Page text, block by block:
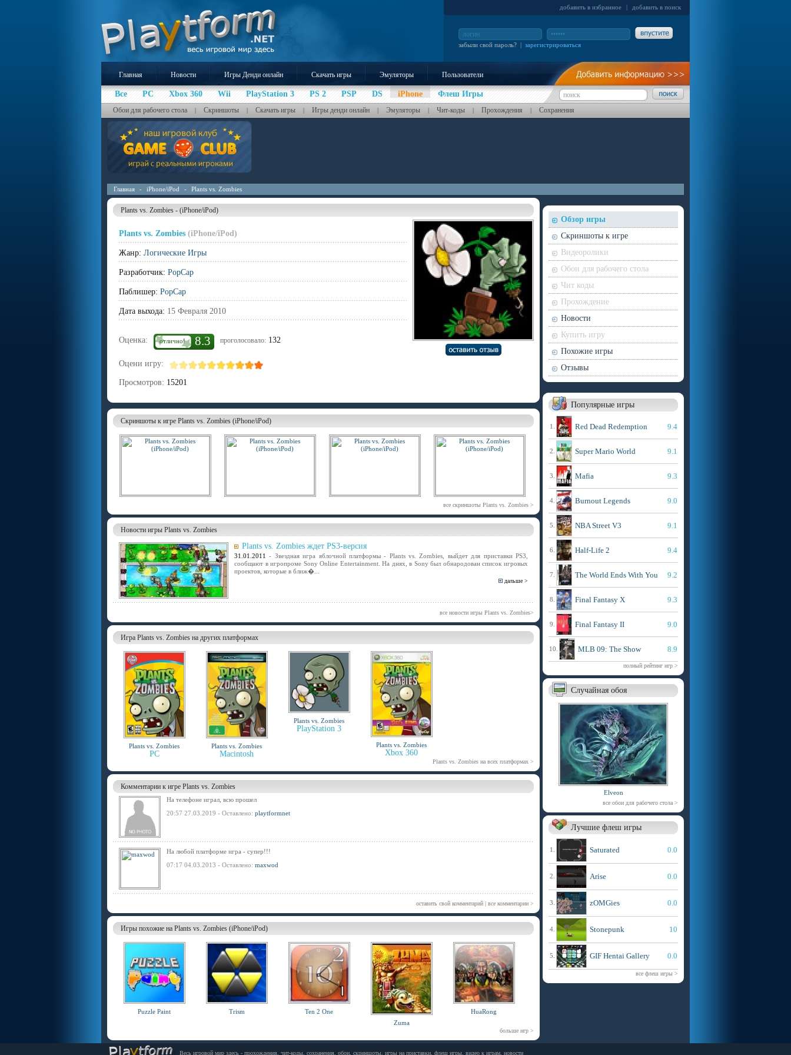
добавить в избранное | добавить в поиск
забыли свой пароль? | зарегистрироваться
Главная Новости Игры Денди онлайн Скачать игры Эмуляторы Пользователи
Все PC Xbox 360 Wii PlayStation 3 PS 2 PSP DS iPhone Флеш Игры
Обои для рабочего стола | Скриншоты | Скачать игры | Игры денди онлайн | Эмуляторы | Чит-коды | Прохождения | Сохранения
Главная - iPhone/iPod - Plants vs. Zombies
Plants vs. Zombies - (iPhone/iPod)
Plants vs. Zombies (iPhone/iPod)
Жанр: Логические Игры
Разработчик: PopCap
Паблишер: PopCap
Дата выхода: 15 Февраля 2010
Оценка: отлично! 8.3 проголосовало: 132
Оцени игру:
Просмотров: 15201
Скриншоты к игре Plants vs. Zombies (iPhone/iPod)
все скриншоты Plants vs. Zombies >
Новости игры Plants vs. Zombies
Plants vs. Zombies ждет PS3-версия
31.01.2011 - Звездная игра яблочной платформы - Plants vs. Zombies, выйдет для приставки PS3,
сообщают в игропроме Sony Online Entertainment. На днях, в Sony был обнародован список игровых
проектов, которые в ближ�...
дальше >
все новости игры Plants vs. Zombies>
Игра Plants vs. Zombies на других платформах
Plants vs. Zombies
PC
Plants vs. Zombies
Macintosh
Plants vs. Zombies
PlayStation 3
Plants vs. Zombies
Xbox 360
Plants vs. Zombies на всех платформах >
Комментарии к игре Plants vs. Zombies
На телефоне играл, всю прошел
20:57 27.03.2019 - Оставлено: playtformnet
На любой платформе игра - супер!!!
07:17 04.03.2013 - Оставлено: maxwod
оставить свой комментарий | все комментарии >
Игры похожие на Plants vs. Zombies (iPhone/iPod)
Puzzle Paint Trism
Ten 2 One
Zuma
HuaRong
больше игр >
Обзор игры
Скриншоты к игре
Видеоролики
Обои для рабочего стола
Чит коды
Прохождение
Новости
Купить игру
Похожие игры
Отзывы
Популярные игры
1. Red Dead Redemption 9.4
2. Super Mario World 9.1
3. Mafia 9.3
4. Burnout Legends 9.0
5. NBA Street V3 9.1
6. Half-Life 2 9.4
7. The World Ends With You 9.2
8. Final Fantasy X 9.3
9. Final Fantasy II 9.0
10. MLB 09: The Show 8.9
полный рейтинг игр >
Случайная обоя
Elveon
все обои для рабочего стола >
Лучшие флеш игры
1. Saturated 0.0
2. Arise 0.0
3. zOMGies 0.0
4. Stonepunk 10
5. GIF Hentai Gallery 0.0
все флеш игры >
Весь игровой мир здесь - прохождения, чит-коды, сохранения, обои, скриншоты, игры на приставки, флеш игры, видео к играм, новости